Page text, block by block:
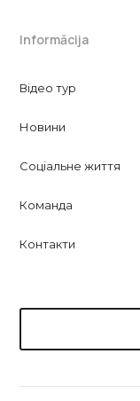
Informācija
Відео тур
Новини
Соціальне життя
Команда
Контакти